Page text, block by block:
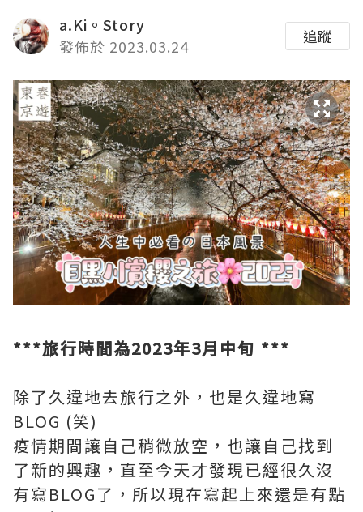
a.Ki。Story
發佈於 2023.03.24
追蹤
***旅行時間為2023年3月中旬 ***
除了久違地去旅行之外，也是久違地寫
BLOG (笑)
疫情期間讓自己稍微放空，也讓自己找到
了新的興趣，直至今天才發現已經很久沒
有寫BLOG了，所以現在寫起上來還是有點